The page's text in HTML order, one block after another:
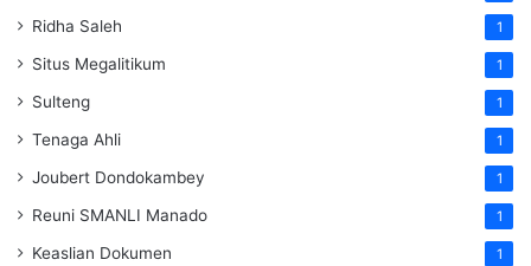
Ridha Saleh 1
Situs Megalitikum 1
Sulteng 1
Tenaga Ahli 1
Joubert Dondokambey 1
Reuni SMANLI Manado 1
Keaslian Dokumen 1